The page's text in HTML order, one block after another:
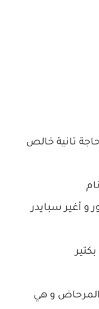
حاجة تانية خالص
أغير سبايدر
و هي